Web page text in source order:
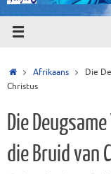
HomeAfrikaans
Die
Christus
Die
die Bruid van